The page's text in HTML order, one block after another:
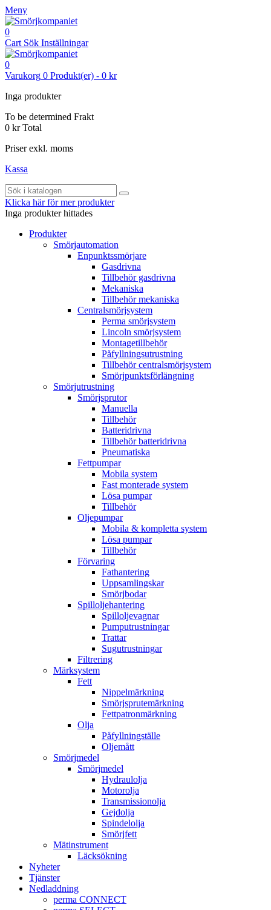
Meny
0
Cart Sök Inställningar
0
Varukorg 0 Produkt(er) - 0 kr
Inga produkter
To be determined Frakt
0 kr Total
Priser exkl. moms
Kassa
Klicka här för mer produkter
Inga produkter hittades
Produkter
Smörjautomation
Enpunktssmörjare
Gasdrivna
Tillbehör gasdrivna
Mekaniska
Tillbehör mekaniska
Centralsmörjsystem
Perma smörjsystem
Lincoln smörjsystem
Montagetillbehör
Påfyllningsutrustning
Tillbehör centralsmörjsystem
Smörjpunktsförlängning
Smörjutrustning
Smörjsprutor
Manuella
Tillbehör
Batteridrivna
Tillbehör batteridrivna
Pneumatiska
Fettpumpar
Mobila system
Fast monterade system
Lösa pumpar
Tillbehör
Oljepumpar
Mobila & kompletta system
Lösa pumpar
Tillbehör
Förvaring
Fathantering
Uppsamlingskar
Smörjbodar
Spilloljehantering
Spilloljevagnar
Pumputrustningar
Trattar
Sugutrustningar
Filtrering
Märksystem
Fett
Nippelmärkning
Smörjsprutemärkning
Fettpatronmärkning
Olja
Påfyllningställe
Oljemått
Smörjmedel
Smörjmedel
Hydraulolja
Motorolja
Transmissionolja
Gejdolja
Spindelolja
Smörjfett
Mätinstrument
Läcksökning
Nyheter
Tjänster
Nedladdning
perma CONNECT